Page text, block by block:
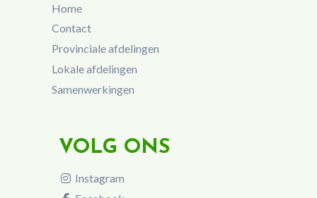
Home
Contact
Provinciale afdelingen
Lokale afdelingen
Samenwerkingen
VOLG ONS
Instagram